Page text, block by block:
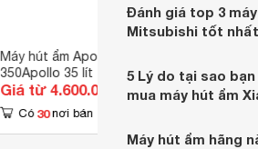
Máy hút ẩm Apollo cNV-
350Apollo 35 lít
Giá từ 4.600.000 đ
Có 30 nơi bán
Máy
22L
Giá
Đánh giá top 3
Mitsubishi tốt nhất
5 Lý do tại sao
mua máy hút ẩm
Máy hút ẩm hãng